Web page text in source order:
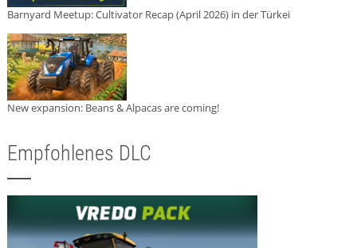
Barnyard Meetup: Cultivator Recap (April 2026) in der Türkei
New expansion: Beans & Alpacas are coming!
Empfohlenes DLC